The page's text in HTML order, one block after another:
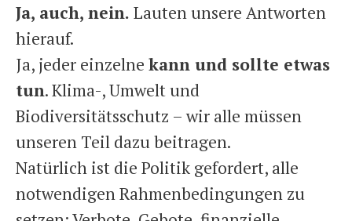
Ja, auch, nein. Lauten unsere Antworten
hierauf.
Ja, jeder einzelne kann und sollte etwas
tun. Klima-, Umwelt und
Biodiversitätsschutz – wir alle müssen
unseren Teil dazu beitragen.
Natürlich ist die Politik gefordert, alle
notwendigen Rahmenbedingungen zu